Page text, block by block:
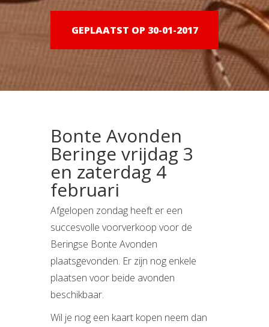
GEPLAATST OP 30-01-2017
Bonte Avonden
Beringe vrijdag 3
en zaterdag 4
februari
Afgelopen zondag heeft er een
succesvolle voorverkoop voor de
Beringse Bonte Avonden
plaatsgevonden. Er zijn nog enkele
plaatsen voor beide avonden
beschikbaar.
Wil je nog een kaart kopen neem dan